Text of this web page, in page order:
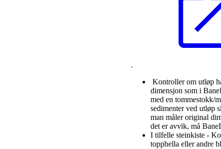
.
Kontroller om utløp
dimensjon som i
med en tommestokk/
sedimenter ved utløp
man måler original
det er avvik, må
I tilfelle steinkiste -
topphella eller andre